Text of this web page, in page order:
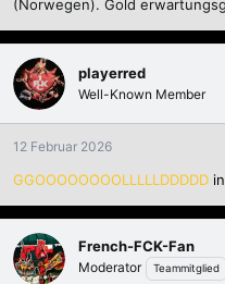
(Norwegen). Gold
playerred
Well-Known Member
12 Februar 2026
GGOOOOOOOOLLLLLDDDDD
French-FCK-Fan
Moderator Teammitglied